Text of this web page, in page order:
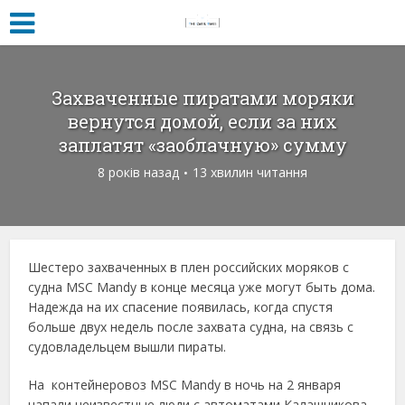
Захваченные пиратами моряки
вернутся домой, если за них
заплатят «заоблачную» сумму
8 років назад 13 хвилин читання
Шестеро захваченных в плен российских моряков с
судна MSC Mandу в конце месяца уже могут быть дома.
Надежда на их спасение появилась, когда спустя
больше двух недель после захвата судна, на связь с
судовладельцем вышли пираты.
На контейнеровоз MSC Mandу в ночь на 2 января